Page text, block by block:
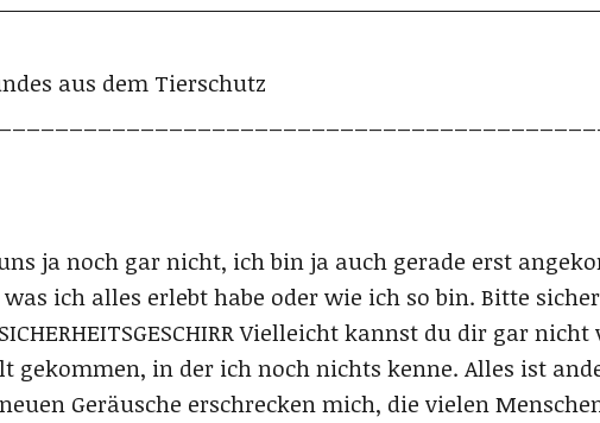
aus dem Tierschutz
ja noch gar nicht, ich bin ja auch gerade erst
ich alles erlebt habe oder wie ich so bin. Bitte sichert
SICHERHEITSGESCHIRR Vielleicht kannst du dir gar
gekommen, in der ich noch nichts kenne. Alles ist
Geräusche erschrecken mich, die vielen